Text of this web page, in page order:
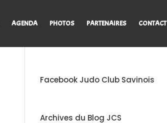
AGENDA PHOTOS PARTENAIRES CONTACT
Facebook Judo Club Savinois
Archives du Blog JCS